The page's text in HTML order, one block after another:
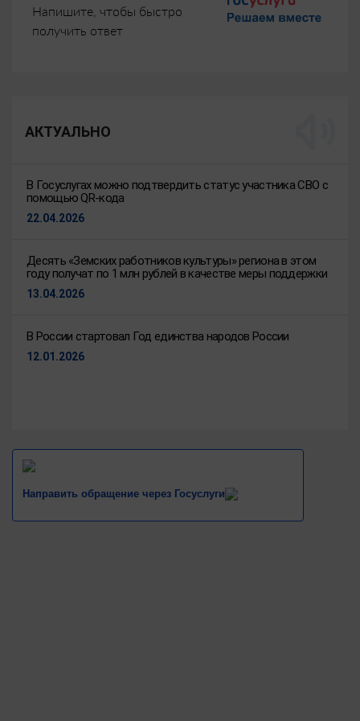
Напишите, чтобы быстро
получить ответ
АКТУАЛЬНО
В Госуслугах можно подтвердить статус участника СВО с
помощью QR-кода
22.04.2026
Десять «Земских работников культуры» региона в этом
году получат по 1 млн рублей в качестве меры поддержки
13.04.2026
В России стартовал Год единства народов России
12.01.2026
Направить обращение через Госуслуги